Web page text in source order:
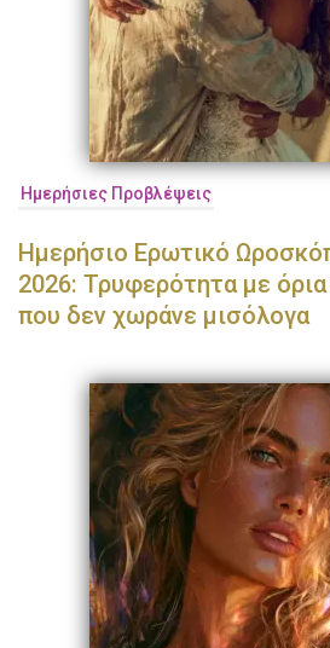
Ημερήσιες Προβλέψεις
Ημερήσιο Ερωτικό
2026: Τρυφερότητα με όρια
που δεν χωράνε μισόλογα